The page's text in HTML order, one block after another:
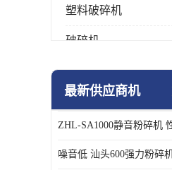
塑料破碎机
破碎机
强力粉碎机
最新供应商机